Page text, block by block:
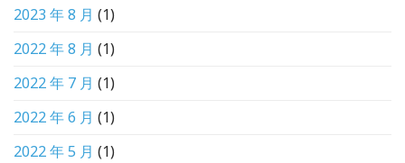
2023 年 8 月 (1)
2022 年 8 月 (1)
2022 年 7 月 (1)
2022 年 6 月 (1)
2022 年 5 月 (1)